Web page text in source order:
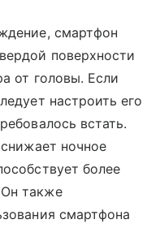
смартфон
поверхности
от головы. Если
настроить его
встать.
ночное
более
также
смартфона